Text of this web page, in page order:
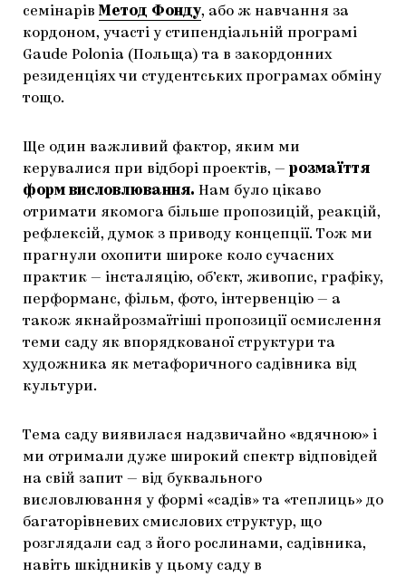
семінарів Метод Фонду, або ж навчання за
кордоном, участі у стипендіальній програмі
Gaude Polonia (Польща) та в закордонних
резиденціях чи студентських програмах обміну
тощо.
Ще один важливий фактор, яким ми
керувалися при відборі проектів, — розмаїття
форм висловлювання. Нам було цікаво
отримати якомога більше пропозицій, реакцій,
рефлексій, думок з приводу концепції. Тож ми
прагнули охопити широке коло сучасних
практик — інсталяцію, об’єкт, живопис, графіку,
перформанс, фільм, фото, інтервенцію — а
також якнайрозмаїтіші пропозиції осмислення
теми саду як впорядкованої структури та
художника як метафоричного садівника від
культури.
Тема саду виявилася надзвичайно «вдячною» і
ми отримали дуже широкий спектр відповідей
на свій запит — від буквального
висловлювання у формі «садів» та «теплиць» до
багаторівневих смислових структур, що
розглядали сад з його рослинами, садівника,
навіть шкідників у цьому саду в